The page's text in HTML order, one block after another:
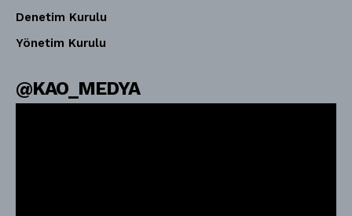
Denetim Kurulu
Yönetim Kurulu
@KAO_MEDYA